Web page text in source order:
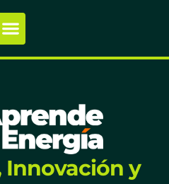
Innovación y